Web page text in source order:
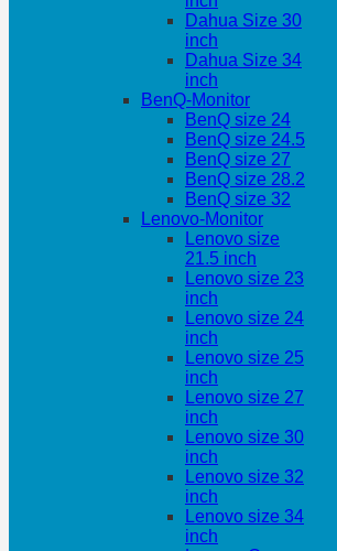
Dahua Size 30
inch
Dahua Size 34
inch
BenQ-Monitor
BenQ size 24
BenQ size 24.5
BenQ size 27
BenQ size 28.2
BenQ size 32
Lenovo-Monitor
Lenovo size
21.5 inch
Lenovo size 23
inch
Lenovo size 24
inch
Lenovo size 25
inch
Lenovo size 27
inch
Lenovo size 30
inch
Lenovo size 32
inch
Lenovo size 34
inch